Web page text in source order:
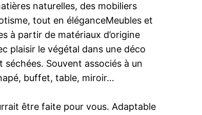
naturelles, des mobiliers
tout en éléganceMeubles et
à partir de matériaux d’origine
plaisir le végétal dans une déco
Souvent associés à un
buffet, table, miroir…
être faite pour vous. Adaptable